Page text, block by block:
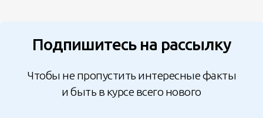
Подпишитесь на рассылку
Чтобы не пропустить интересные факты
и быть в курсе всего нового